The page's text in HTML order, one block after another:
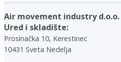
Air movement industry d.o.o.
Ured i skladište:
Prosinačka 10, Kerestinec
10431 Sveta Nedelja